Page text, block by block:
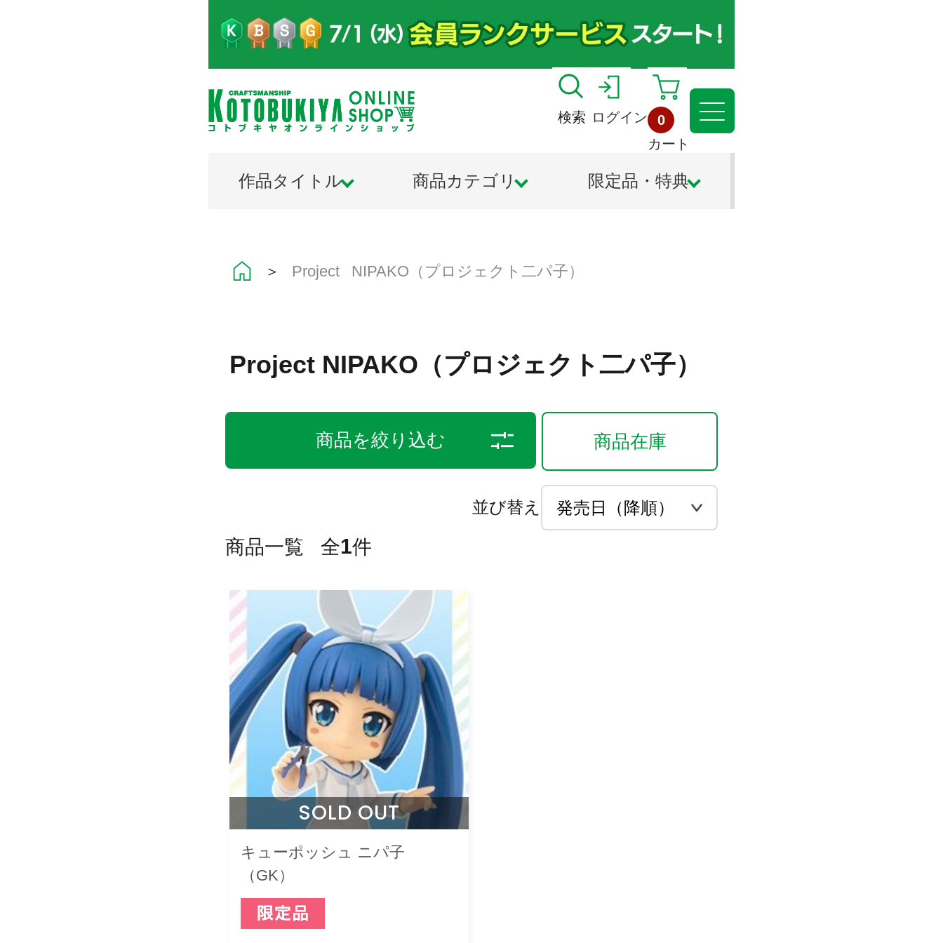
検索 ログイン
0
カート
作品タイトル 商品カテゴリ 限定品・特典
＞ Project NIPAKO（プロジェクト二パ子）
Project NIPAKO（プロジェクト二パ子）
商品を絞り込む 商品在庫
並び替え
商品一覧 全1件
SOLD OUT
キューポッシュ ニパ子
（GK）